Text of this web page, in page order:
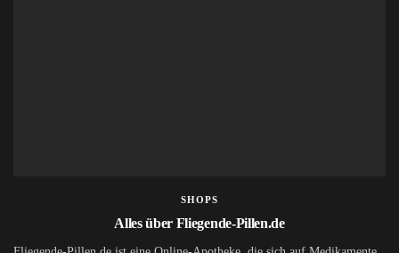
SHOPS
Alles über Fliegende-Pillen.de